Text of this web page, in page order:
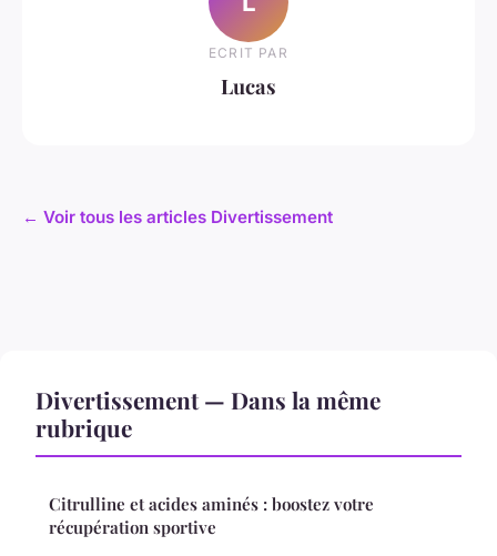
ECRIT PAR
Lucas
← Voir tous les articles Divertissement
Divertissement — Dans la même
rubrique
Citrulline et acides aminés : boostez votre
récupération sportive